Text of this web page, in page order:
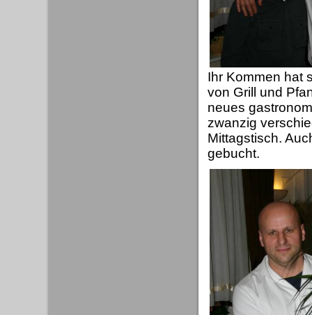
Ihr Kommen hat
von Grill und
neues
zwanzig
Mittagstisch.
gebucht.